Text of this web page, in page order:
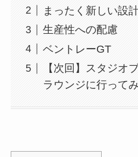
まったく新しい設
生産性への配慮
ベントレーGT
【次回】スタジオ
ラウンジに行ってみ